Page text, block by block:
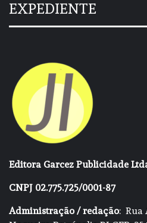
EXPEDIENTE
Editora Garcez Publicidade
CNPJ 02.775.725/0001-87
Administração / redação: Rua